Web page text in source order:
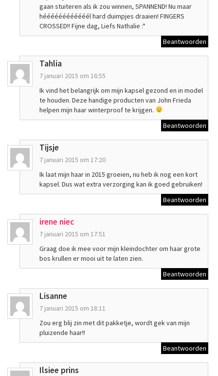
gaan stuiteren als ik zou winnen, SPANNEND! Nu maar
héééééééééééél hard duimpjes draaien! FINGERS
CROSSED!! Fijne dag, Liefs Nathalie :*
Beantwoorden
Tahlia
7 januari 2015 om 16:55
Ik vind het belangrijk om mijn kapsel gezond en in model
te houden. Deze handige producten van John Frieda
helpen mijn haar winterproof te krijgen.
Beantwoorden
Tijsje
7 januari 2015 om 17:20
Ik laat mijn haar in 2015 groeien, nu heb ik nog een kort
kapsel. Dus wat extra verzorging kan ik goed gebruiken!
Beantwoorden
irene niec
7 januari 2015 om 17:51
Graag doe ik mee voor mijn kleindochter om haar grote
bos krullen er mooi uit te laten zien.
Beantwoorden
Lisanne
7 januari 2015 om 18:11
Zou erg blij zin met dit pakketje, wordt gek van mijn
pluizende haar!!
Beantwoorden
Ilsiee prins